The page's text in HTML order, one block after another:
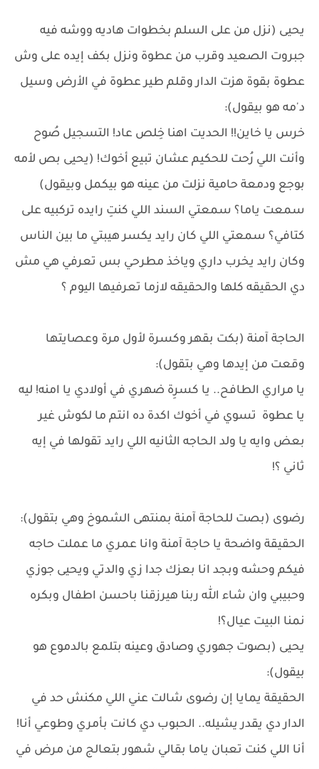
يحيى (نزل من على السلم بخطوات هاديه ووشه فيه
جبروت الصعيد وقرب من عطوة ونزل بكف إيده على وش
عطوة بقوة هزت الدار وقلم طير عطوة في الأرض وسيل
د'مه هو بيقول):
خرس يا خاين!! الحديت اهنا خِلص عاد! التسجيل صُوح
وأنت اللي رُحت للحكيم عشان تبيع أخوك! (يحيى بص لأمه
بوجع ودمعة حامية نزلت من عينه هو بيكمل وبيقول)
سمعت ياما؟ سمعتي السند اللي كنتِ رايده تركبيه على
كتافي؟ سمعتي اللي كان رايد يكسر هيبتي ما بين الناس
وكان رايد يخرب داري وياخذ مطرحي بس تعرفي هي مش
دي الحقيقه كلها والحقيقه لازما تعرفيها اليوم ؟
الحاجة آمنة (بكت بقهر وكسرة لأول مرة وعصايتها
وقعت من إيدها وهي بتقول):
يا مراري الطافح.. يا كسرِة ضهري في أولادي يا امنه! ليه
يا عطوة تسوي في أخوك اكدة ده انتم ما لكوش غير
بعض وايه يا ولد الحاجه الثانيه اللي رايد تقولها في إيه
ثاني ؟!
رضوى (بصت للحاجة آمنة بمنتهى الشموخ وهي بتقول):
الحقيقة واضحة يا حاجة آمنة وانا عمري ما عملت حاجه
فيكم وحشه وبجد انا بعزك جدا زي والدتي ويحيى جوزي
وحبيبي وان شاء الله ربنا هيرزقنا باحسن اطفال وبكره
نمنا البيت عيال؟!
يحيى (بصوت جهوري وصادق وعينه بتلمع بالدموع هو
بيقول):
الحقيقة يمايا إن رضوى شالت عني اللي مكنش حد في
الدار دي يقدر يشيله.. الحبوب دي كانت بأمري وطوعي أنا!
أنا اللي كنت تعبان ياما بقالي شهور بتعالج من مرض في